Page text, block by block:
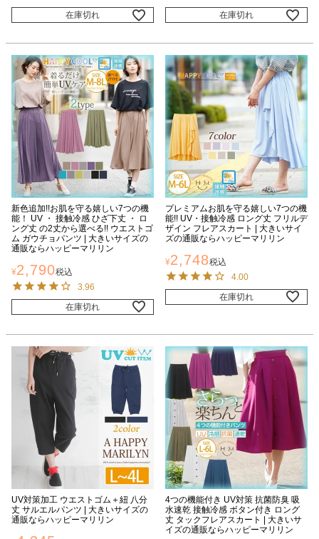
在庫切れ
在庫切れ
新色追加!!お肌を守る嬉しい7つの機
能！ UV ・ 接触冷感 ひざ下丈 ・ ロ
ング丈 の2丈から選べる!! ウエストゴ
ム ガウチョパンツ | 大きいサイズの
通販ならハッピーマリリン
¥2,790税込
3.96
在庫切れ
プレミアムお肌を守る嬉しい7つの機
能!! UV・接触冷感 ロング丈 フリルデ
ザイン フレアスカート | 大きいサイ
ズの通販ならハッピーマリリン
¥2,748税込
4.00
在庫切れ
UV対策加工 ウエストゴム＋紐 八分
丈 サルエルパンツ | 大きいサイズの
通販ならハッピーマリリン
4つの機能付き UV対策 抗菌防臭 吸
水速乾 接触冷感 ボタン付き ロング
丈 タックフレアスカート | 大きいサ
イズの通販ならハッピーマリリン